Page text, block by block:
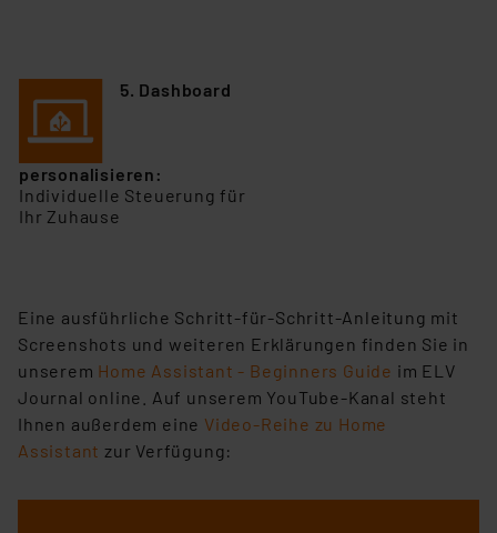
5. Dashboard
personalisieren:
Individuelle Steuerung für
Ihr Zuhause
Eine ausführliche Schritt-für-Schritt-Anleitung mit
Screenshots und weiteren Erklärungen finden Sie in
unserem Home Assistant - Beginners Guide im ELV
Journal online. Auf unserem YouTube-Kanal steht
Ihnen außerdem eine Video-Reihe zu Home
Assistant zur Verfügung: